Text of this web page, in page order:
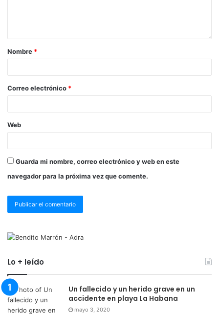
Nombre *
Correo electrónico *
Web
Guarda mi nombre, correo electrónico y web en este
navegador para la próxima vez que comente.
Lo + leído
Un fallecido y un herido grave en un
accidente en playa La Habana
mayo 3, 2020